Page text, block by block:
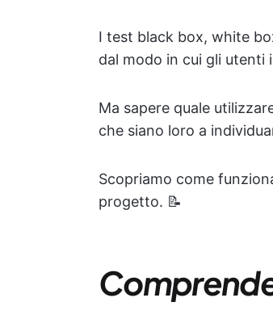
I test black box, white
dal modo in cui gli utenti
Ma sapere quale
che siano loro a
Scopriamo come
progetto. 📝